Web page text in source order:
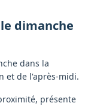
le dimanche
dans la
et de l'après-midi.
présente